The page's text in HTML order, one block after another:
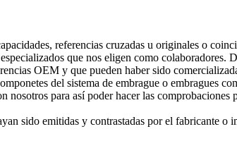
referencias cruzadas u originales o
que nos eligen como colaboradores.
OEM y que pueden haber sido
del sistema de embrague o embragues
para así poder hacer las
sido emitidas y contrastadas por el fabricante o